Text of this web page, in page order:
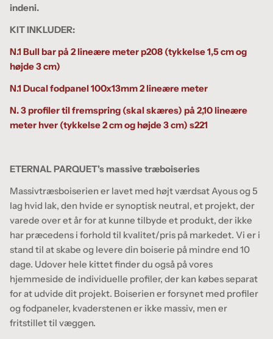
indeni.
KIT INKLUDER:
N.1 Bull bar på 2 lineære meter p208 (tykkelse 1,5 cm og
højde 3 cm)
N.1 Ducal fodpanel 100x13mm 2 lineære meter
N. 3 profiler til fremspring (skal skæres) på 2,10 lineære
meter hver (tykkelse 2 cm og højde 3 cm) s221
ETERNAL PARQUET's massive træboiseries
Massivtræsboiserien er lavet med højt værdsat Ayous og 5
lag hvid lak, den hvide er synoptisk neutral, et projekt, der
varede over et år for at kunne tilbyde et produkt, der ikke
har præcedens i forhold til kvalitet/pris på markedet. Vi er i
stand til at skabe og levere din boiserie på mindre end 10
dage. Udover hele kittet finder du også på vores
hjemmeside de individuelle profiler, der kan købes separat
for at udvide dit projekt. Boiserien er forsynet med profiler
og fodpaneler, kvaderstenen er ikke massiv, men er
fritstillet til væggen.